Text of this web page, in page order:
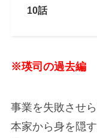
10話
※瑛司の過去編
事業を失敗させら
本家から身を隠